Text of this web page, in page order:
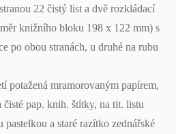
22 čistý list a dvě rozkládací
knižního bloku 198 x 122 mm) s
po obou stranách, u druhé na rubu
potažená mramorovaným papírem,
pap. knih. štítky, na tit. listu
pastelkou a staré razítko zednářské